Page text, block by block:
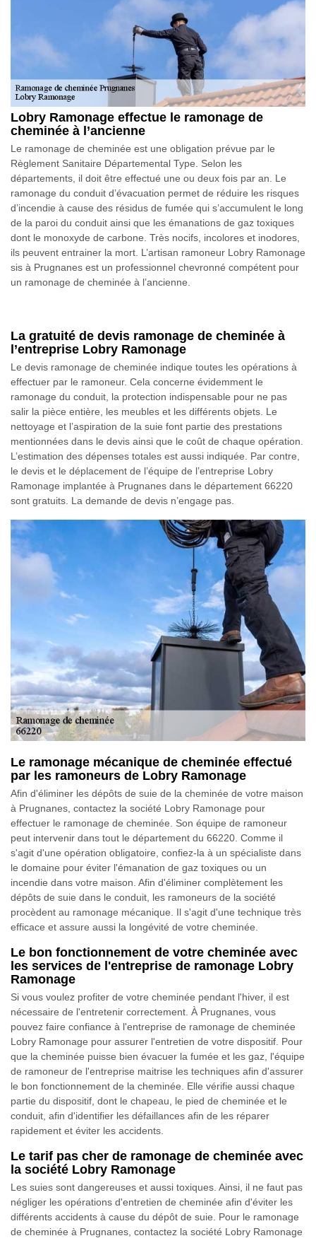
Lobry Ramonage effectue le ramonage de
cheminée à l’ancienne
Le ramonage de cheminée est une obligation prévue par le
Règlement Sanitaire Départemental Type. Selon les
départements, il doit être effectué une ou deux fois par an. Le
ramonage du conduit d’évacuation permet de réduire les risques
d’incendie à cause des résidus de fumée qui s’accumulent le long
de la paroi du conduit ainsi que les émanations de gaz toxiques
dont le monoxyde de carbone. Très nocifs, incolores et inodores,
ils peuvent entrainer la mort. L’artisan ramoneur Lobry Ramonage
sis à Prugnanes est un professionnel chevronné compétent pour
un ramonage de cheminée à l’ancienne.
La gratuité de devis ramonage de cheminée à
l’entreprise Lobry Ramonage
Le devis ramonage de cheminée indique toutes les opérations à
effectuer par le ramoneur. Cela concerne évidemment le
ramonage du conduit, la protection indispensable pour ne pas
salir la pièce entière, les meubles et les différents objets. Le
nettoyage et l’aspiration de la suie font partie des prestations
mentionnées dans le devis ainsi que le coût de chaque opération.
L’estimation des dépenses totales est aussi indiquée. Par contre,
le devis et le déplacement de l’équipe de l’entreprise Lobry
Ramonage implantée à Prugnanes dans le département 66220
sont gratuits. La demande de devis n’engage pas.
Le ramonage mécanique de cheminée effectué
par les ramoneurs de Lobry Ramonage
Afin d'éliminer les dépôts de suie de la cheminée de votre maison
à Prugnanes, contactez la société Lobry Ramonage pour
effectuer le ramonage de cheminée. Son équipe de ramoneur
peut intervenir dans tout le département du 66220. Comme il
s'agit d'une opération obligatoire, confiez-la à un spécialiste dans
le domaine pour éviter l'émanation de gaz toxiques ou un
incendie dans votre maison. Afin d'éliminer complètement les
dépôts de suie dans le conduit, les ramoneurs de la société
procèdent au ramonage mécanique. Il s'agit d'une technique très
efficace et assure aussi la longévité de votre cheminée.
Le bon fonctionnement de votre cheminée avec
les services de l'entreprise de ramonage Lobry
Ramonage
Si vous voulez profiter de votre cheminée pendant l'hiver, il est
nécessaire de l'entretenir correctement. À Prugnanes, vous
pouvez faire confiance à l'entreprise de ramonage de cheminée
Lobry Ramonage pour assurer l'entretien de votre dispositif. Pour
que la cheminée puisse bien évacuer la fumée et les gaz, l'équipe
de ramoneur de l'entreprise maitrise les techniques afin d'assurer
le bon fonctionnement de la cheminée. Elle vérifie aussi chaque
partie du dispositif, dont le chapeau, le pied de cheminée et le
conduit, afin d'identifier les défaillances afin de les réparer
rapidement et éviter les accidents.
Le tarif pas cher de ramonage de cheminée avec
la société Lobry Ramonage
Les suies sont dangereuses et aussi toxiques. Ainsi, il ne faut pas
négliger les opérations d'entretien de cheminée afin d'éviter les
différents accidents à cause du dépôt de suie. Pour le ramonage
de cheminée à Prugnanes, contactez la société Lobry Ramonage